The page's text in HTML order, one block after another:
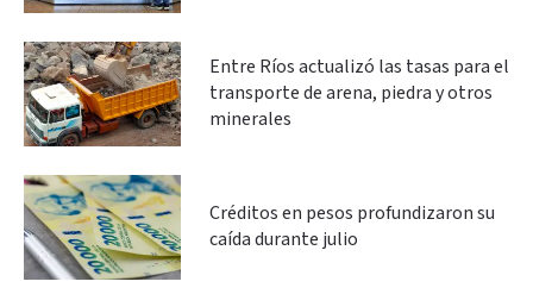
Entre Ríos actualizó las tasas para el
transporte de arena, piedra y otros
minerales
Créditos en pesos profundizaron su
caída durante julio